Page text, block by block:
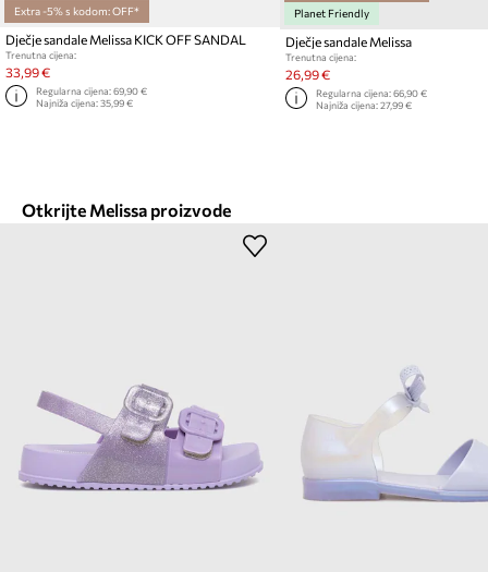
Extra -5% s kodom: OFF*
Dječje sandale Melissa KICK OFF SANDAL
Trenutna cijena:
33,99 €
Regularna cijena:69,90 €
Najniža cijena:35,99 €
Planet Friendly
Dječje sandale Melissa
Trenutna cijena:
26,99 €
Regularna cijena:66,90 €
Najniža cijena:27,99 €
Otkrijte Melissa proizvode